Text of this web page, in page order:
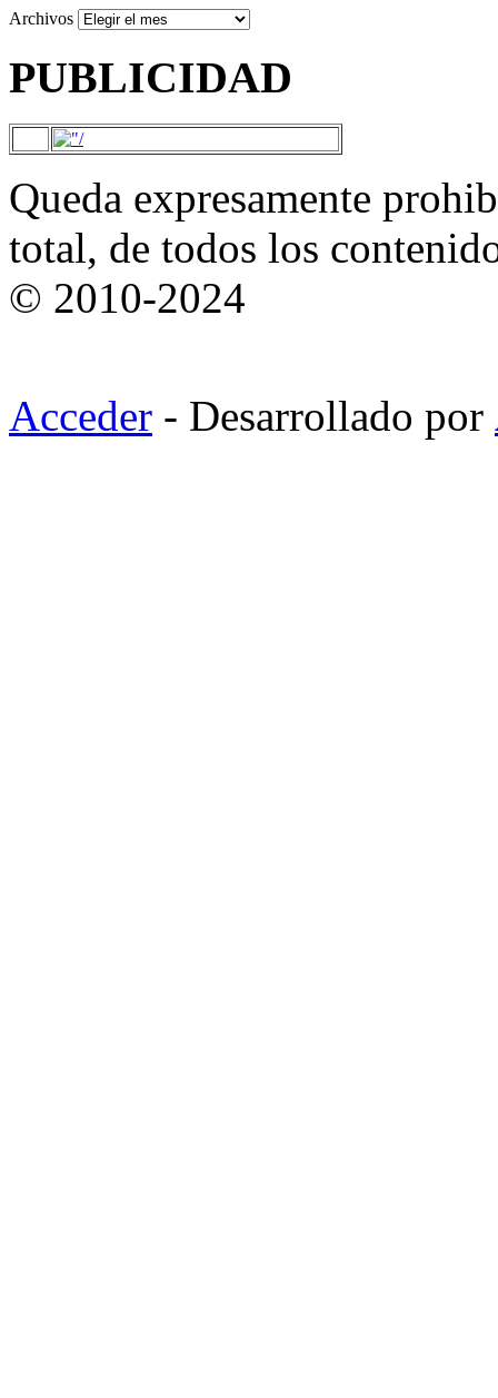
Archivos
PUBLICIDAD
Queda expresamente
total, de todos los
© 2010-2024
Acceder - Desarrollado por